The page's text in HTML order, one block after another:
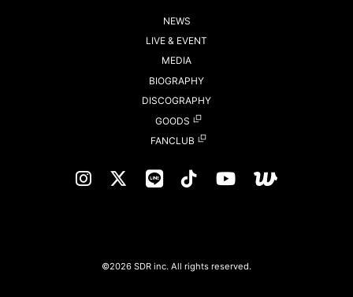
NEWS
LIVE & EVENT
MEDIA
BIOGRAPHY
DISCOGRAPHY
GOODS
FANCLUB
©2026 SDR inc. All rights reserved.